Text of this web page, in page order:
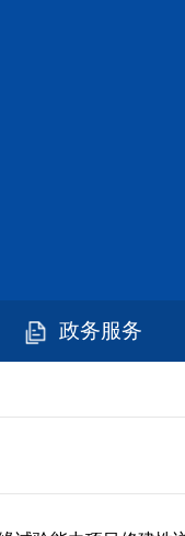
政务服务